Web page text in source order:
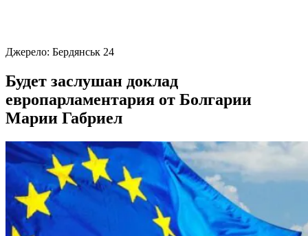
Джерело: Бердянськ 24
Будет заслушан доклад
европарламентария от Болгарии
Марии Габриел